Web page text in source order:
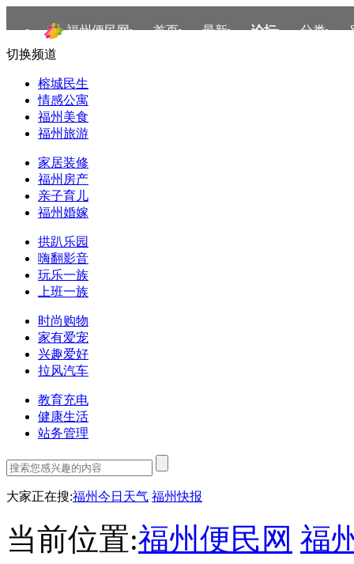
福州便民网 首页 最新 论坛 分类
切换频道
榕城民生
情感公寓
福州美食
福州旅游
家居装修
福州房产
亲子育儿
福州婚嫁
拱趴乐园
嗨翻影音
玩乐一族
上班一族
时尚购物
家有爱宠
兴趣爱好
拉风汽车
教育充电
健康生活
站务管理
大家正在搜:福州今日天气 福州快报
当前位置:福州便民网 福